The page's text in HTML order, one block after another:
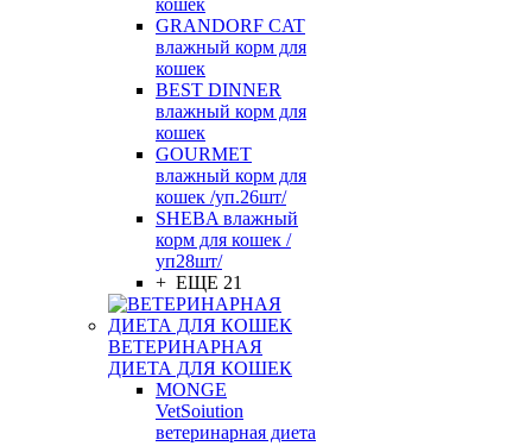
кошек
GRANDORF CAT
влажный корм для
кошек
BEST DINNER
влажный корм для
кошек
GOURMET
влажный корм для
кошек /уп.26шт/
SHEBA влажный
корм для кошек /
уп28шт/
+ ЕЩЕ 21
ВЕТЕРИНАРНАЯ
ДИЕТА ДЛЯ КОШЕК
MONGE
VetSoiution
ветеринарная диета